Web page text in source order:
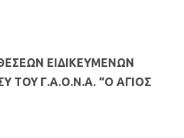
ΕΙΔΙΚΕΥΜΕΝΩΝ
ΤΟΥ Γ.Α.Ο.Ν.Α. “Ο ΑΓΙΟΣ